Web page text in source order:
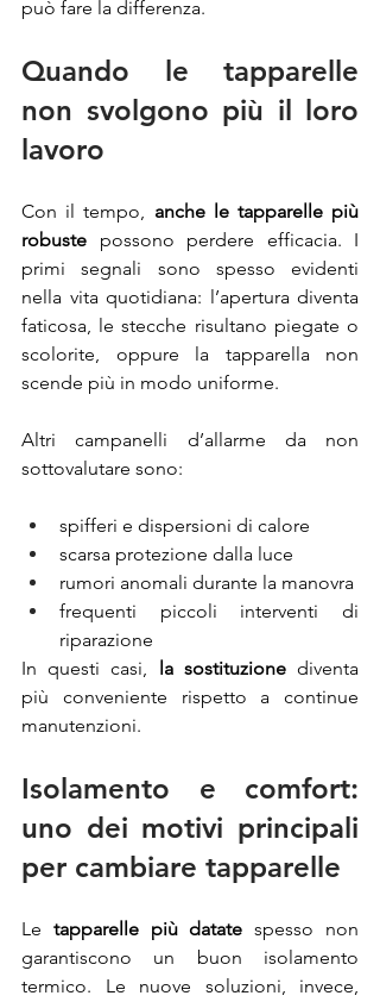
può fare la differenza.
Quando le tapparelle
non svolgono più il loro
lavoro
Con il tempo, anche le tapparelle più
robuste possono perdere efficacia. I
primi segnali sono spesso evidenti
nella vita quotidiana: l’apertura diventa
faticosa, le stecche risultano piegate o
scolorite, oppure la tapparella non
scende più in modo uniforme.
Altri campanelli d’allarme da non
sottovalutare sono:
spifferi e dispersioni di calore
scarsa protezione dalla luce
rumori anomali durante la manovra
frequenti piccoli interventi di
riparazione
In questi casi, la sostituzione diventa
più conveniente rispetto a continue
manutenzioni.
Isolamento e comfort:
uno dei motivi principali
per cambiare tapparelle
Le tapparelle più datate spesso non
garantiscono un buon isolamento
termico. Le nuove soluzioni, invece,